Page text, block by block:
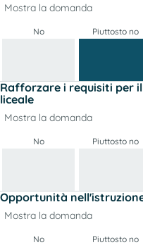
Mostra la domanda
No Piuttosto no
Rafforzare i requisiti per
liceale
Mostra la domanda
No Piuttosto no
Opportunità
Mostra la domanda
No Piuttosto no